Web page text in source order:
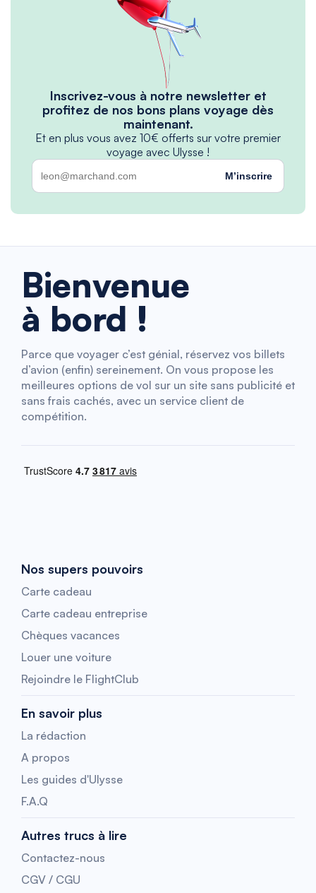
Inscrivez-vous à notre newsletter et
profitez de nos bons plans voyage dès
maintenant.
Et en plus vous avez 10€ offerts sur votre premier
voyage avec Ulysse !
M’inscrire
Bienvenue
à bord !
Parce que voyager c’est génial, réservez vos billets
d’avion (enfin) sereinement. On vous propose les
meilleures options de vol sur un site sans publicité et
sans frais cachés, avec un service client de
compétition.
Nos supers pouvoirs
Carte cadeau
Carte cadeau entreprise
Chèques vacances
Louer une voiture
Rejoindre le FlightClub
En savoir plus
La rédaction
A propos
Les guides d'Ulysse
F.A.Q
Autres trucs à lire
Contactez-nous
CGV / CGU